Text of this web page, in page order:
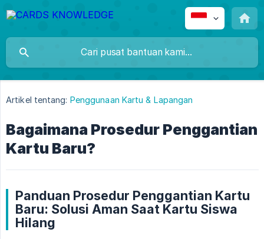
Artikel tentang: Penggunaan Kartu & Lapangan
Bagaimana Prosedur Penggantian
Kartu Baru?
Panduan Prosedur Penggantian Kartu
Baru: Solusi Aman Saat Kartu Siswa
Hilang